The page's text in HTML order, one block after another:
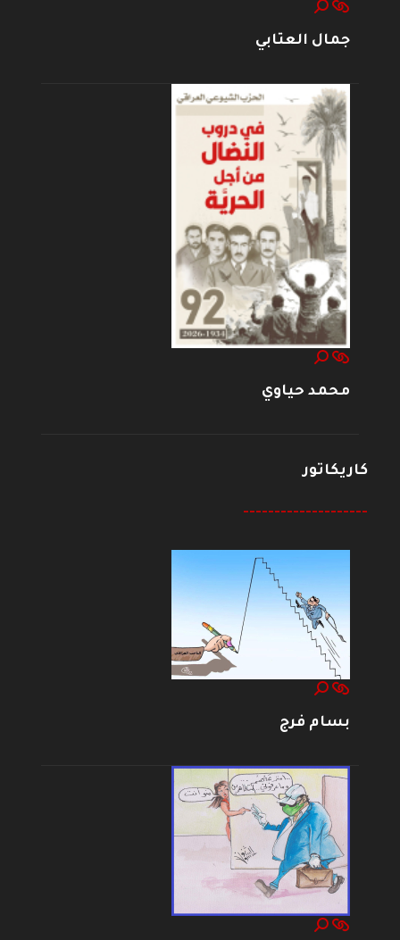
جمال العتابي
محمد حياوي
كاريكاتور
--------------------
بسام فرج